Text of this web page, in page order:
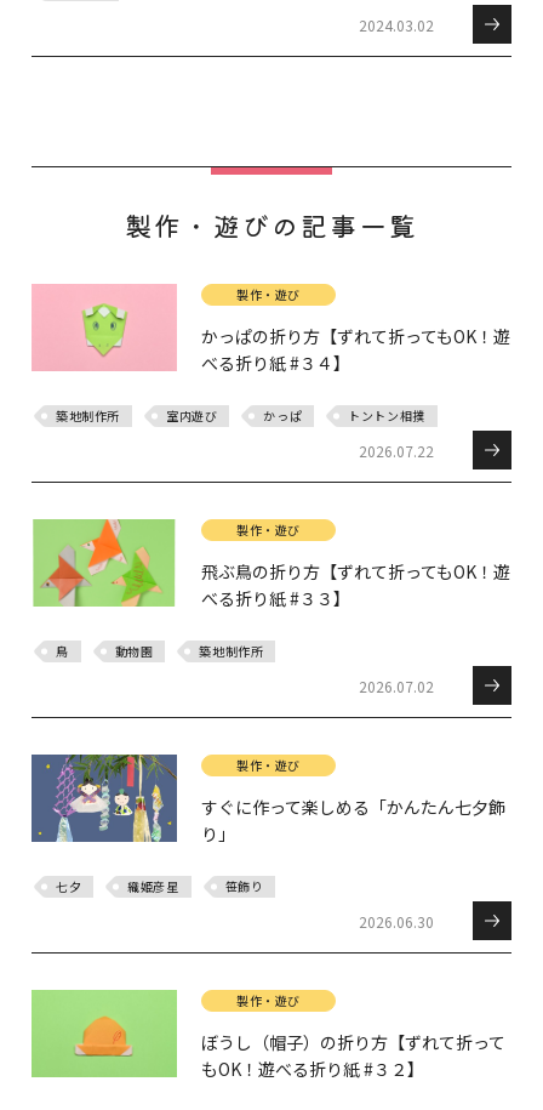
2024.03.02
製作・遊びの記事一覧
製作・遊び
かっぱの折り方【ずれて折ってもOK！遊
べる折り紙 #３４】
築地制作所 室内遊び かっぱ トントン相撲
2026.07.22
製作・遊び
飛ぶ鳥の折り方【ずれて折ってもOK！遊
べる折り紙 #３３】
鳥 動物園 築地制作所
2026.07.02
製作・遊び
すぐに作って楽しめる「かんたん七夕飾
り」
七夕 織姫彦星 笹飾り
2026.06.30
製作・遊び
ぼうし（帽子）の折り方【ずれて折って
もOK！遊べる折り紙 #３２】